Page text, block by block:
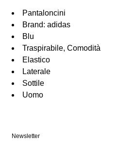
Pantaloncini
Brand: adidas
Blu
Traspirabile, Comodità
Elastico
Laterale
Sottile
Uomo
Newsletter